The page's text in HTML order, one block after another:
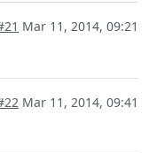
Mar 11, 2014, 09:21
Mar 11, 2014, 09:41